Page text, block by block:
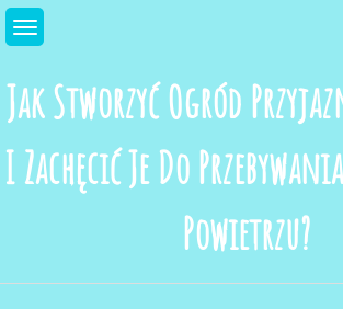
Skip
to
Jak Stworzyć Ogród
I Zachęcić Je Do
Powietrzu?